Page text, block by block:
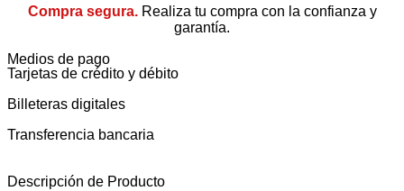
Compra segura.Realiza tu compra con la confianza y
garantía.
Medios de pago
Tarjetas de crédito y débito
Billeteras digitales
Transferencia bancaria
Descripción de Producto